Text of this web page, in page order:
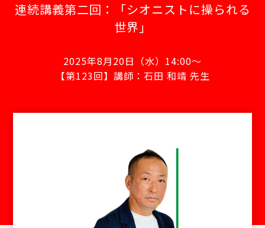
連続講義第二回：「シオニストに操られる
世界」
2025年8月20日（水）14:00～
【第123回】講師：石田 和靖 先生